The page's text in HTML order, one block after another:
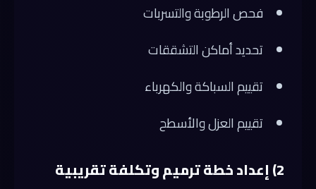
فحص الرطوبة والتسربات
تحديد أماكن التشققات
تقييم السباكة والكهرباء
تقييم العزل والأسطح
2) إعداد خطة ترميم وتكلفة تقريبية